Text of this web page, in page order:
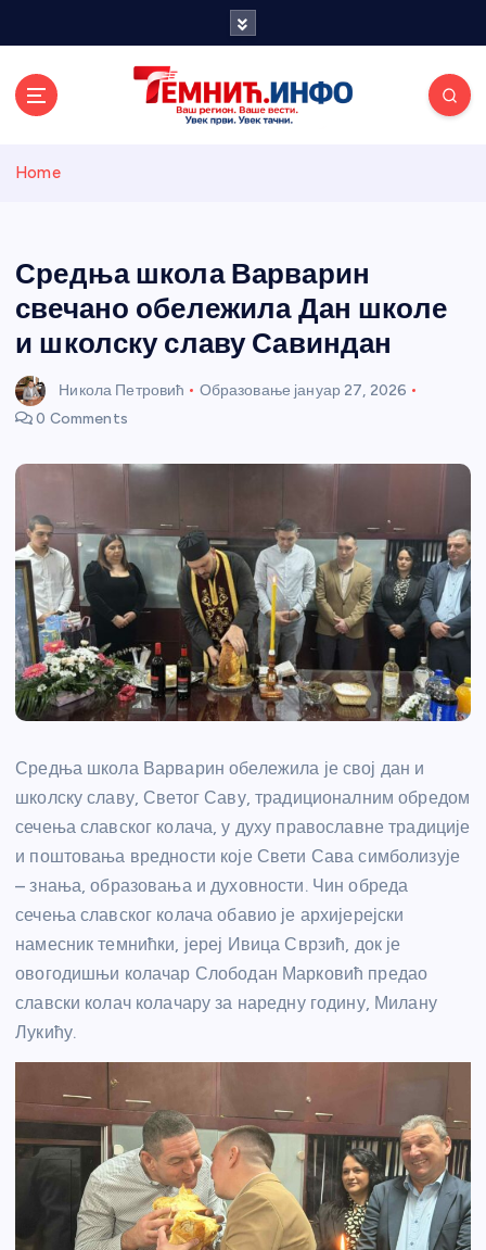
и портал
Home
Средња школа Варварин
свечано обележила Дан школе
и школску славу Савиндан
Никола Петровић Образовање јануар 27, 2026
0 Comments
Средња школа Варварин обележила је свој дан и
школску славу, Светог Саву, традиционалним обредом
сечења славског колача, у духу православне традиције
и поштовања вредности које Свети Сава симболизује
– знања, образовања и духовности. Чин обреда
сечења славског колача обавио је архијерејски
намесник темнићки, јереј Ивица Сврзић, док је
овогодишњи колачар Слободан Марковић предао
славски колач колачару за наредну годину, Милану
Лукићу.